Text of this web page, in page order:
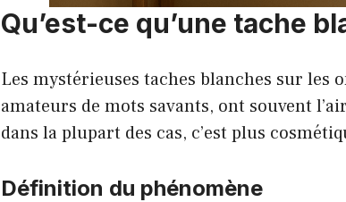
Qu’est-ce qu’une tache
Les mystérieuses taches blanches sur les
amateurs de mots savants, ont souvent
dans la plupart des cas, c’est plus
Définition du phénomène